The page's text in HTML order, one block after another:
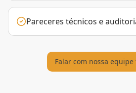
Pareceres técnicos e
Falar com nossa equipe